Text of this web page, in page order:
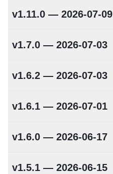
v1.11.0 — 2026-07-09
v1.7.0 — 2026-07-03
v1.6.2 — 2026-07-03
v1.6.1 — 2026-07-01
v1.6.0 — 2026-06-17
v1.5.1 — 2026-06-15